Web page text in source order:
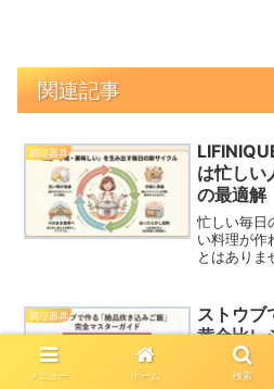
関連記事
調理器具
は忙しい
の最適解
忙しい毎日
い料理が作
とはありま
してくれる
用調理器。
調理器具
ストウブ
黄金比レ
ストウブ
探しです
メニュー ホーム 検索